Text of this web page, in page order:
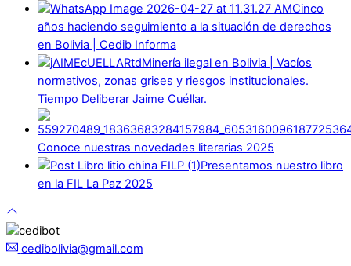
Cinco
años haciendo seguimiento a la situación de derechos
en Bolivia | Cedib Informa
Minería ilegal en Bolivia | Vacíos
normativos, zonas grises y riesgos institucionales.
Tiempo Deliberar Jaime Cuéllar.
Conoce nuestras novedades literarias 2025
Presentamos nuestro libro
en la FIL La Paz 2025
cedibolivia@gmail.com